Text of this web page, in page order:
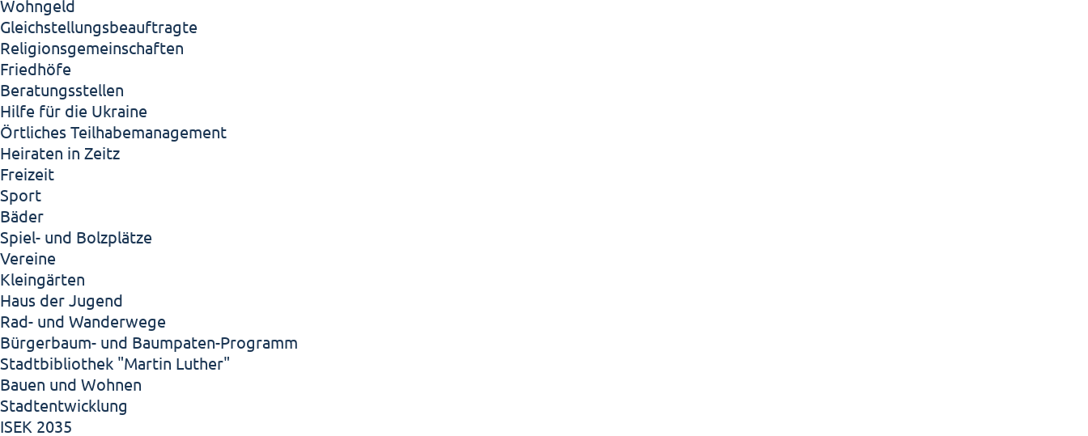
Wohngeld
Gleichstellungsbeauftragte
Religionsgemeinschaften
Friedhöfe
Beratungsstellen
Hilfe für die Ukraine
Örtliches Teilhabemanagement
Heiraten in Zeitz
Freizeit
Sport
Bäder
Spiel- und Bolzplätze
Vereine
Kleingärten
Haus der Jugend
Rad- und Wanderwege
Bürgerbaum- und Baumpaten-Programm
Stadtbibliothek "Martin Luther"
Bauen und Wohnen
Stadtentwicklung
ISEK 2035